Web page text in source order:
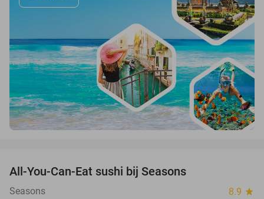
All-You-Can-Eat sushi bij Seasons
Seasons 8.9 star